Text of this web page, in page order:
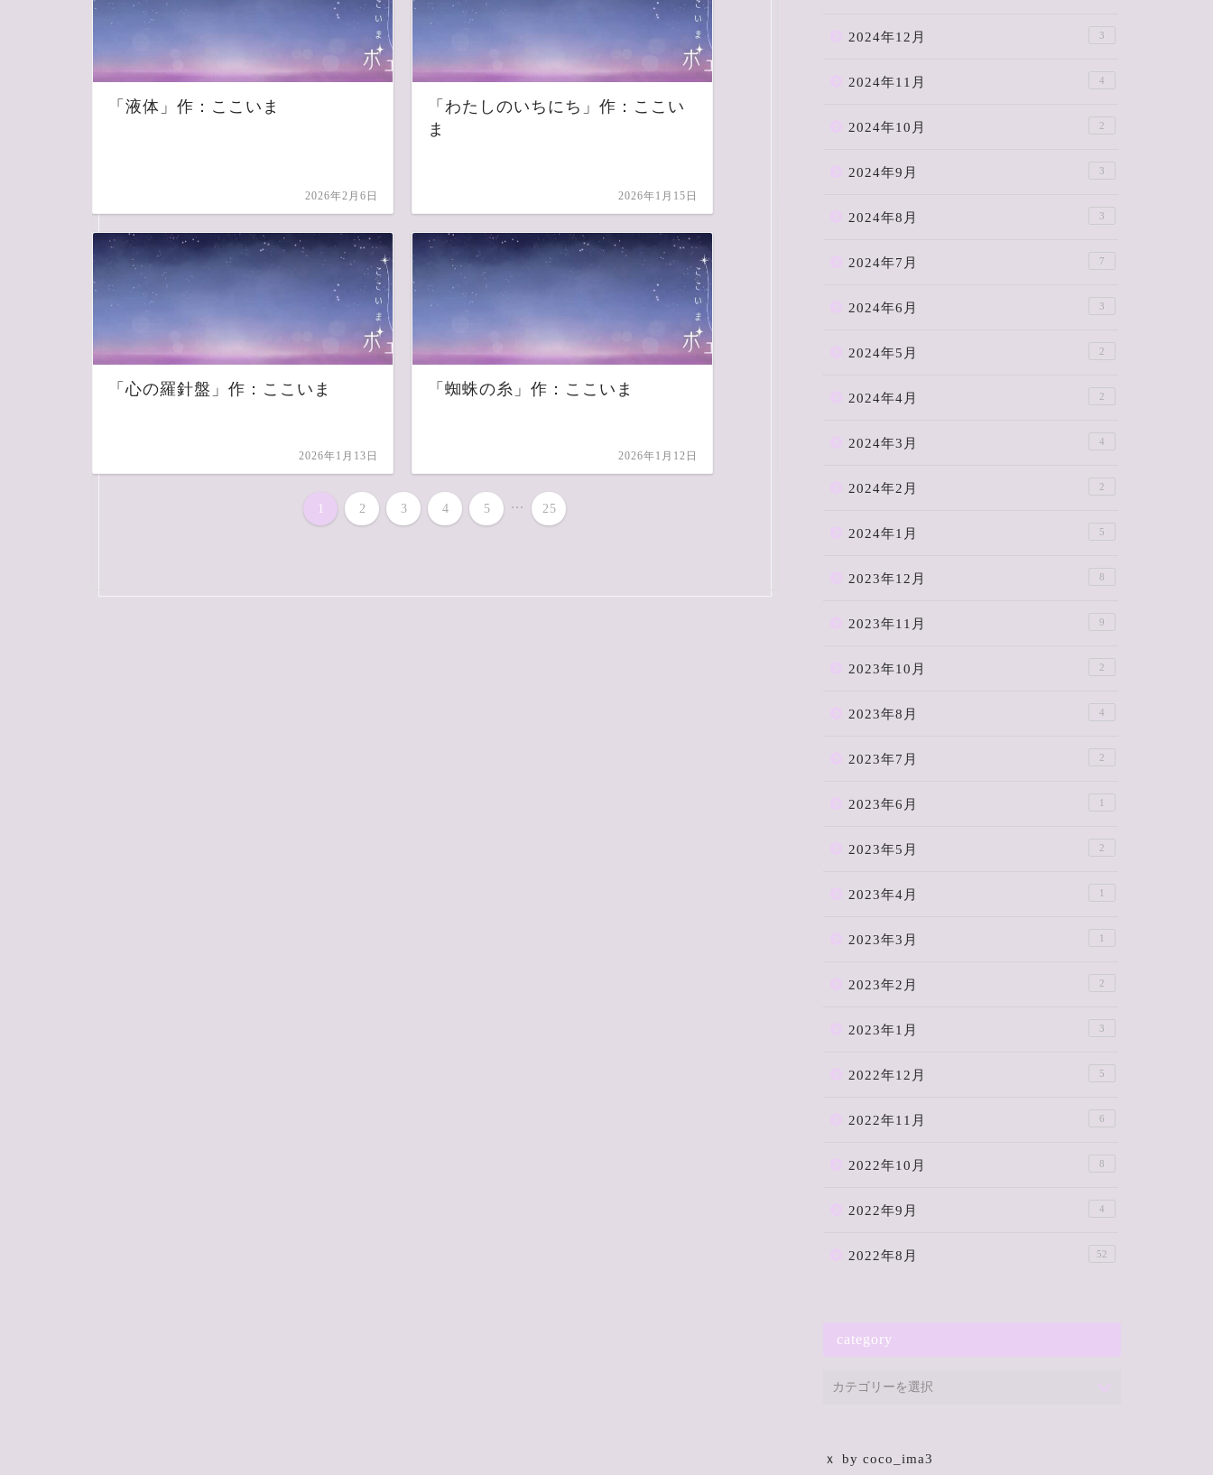
「液体」作：ここいま
2026年2月6日
「わたしのいちにち」作：ここい
ま
2026年1月15日
「心の羅針盤」作：ここいま
2026年1月13日
「蜘蛛の糸」作：ここいま
2026年1月12日
1 2 3 4 5 ... 25
「私たちは絶望する」作：ここい
「空っぽ」
「父は幸せ
こいま
next
2024年12月 3
2024年11月 4
2024年10月 2
2024年9月 3
2024年8月 3
2024年7月 7
2024年6月 3
2024年5月 2
2024年4月 2
2024年3月 4
2024年2月 2
2024年1月 5
2023年12月 8
2023年11月 9
2023年10月 2
2023年8月 4
2023年7月 2
2023年6月 1
2023年5月 2
2023年4月 1
2023年3月 1
2023年2月 2
2023年1月 3
2022年12月 5
2022年11月 6
2022年10月 8
2022年9月 4
2022年8月 52
category
ｘ by coco_ima3